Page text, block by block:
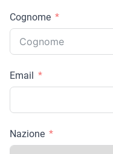
Cognome
Email
Nazione